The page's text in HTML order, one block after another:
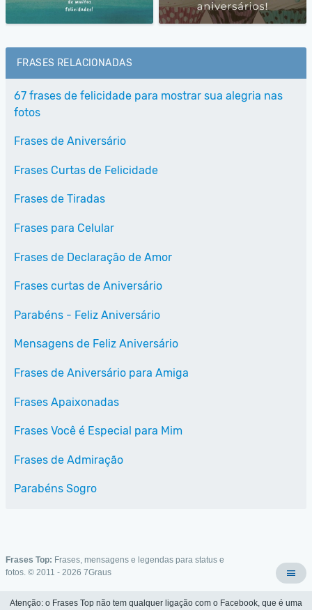
FRASES RELACIONADAS
67 frases de felicidade para mostrar sua alegria nas
fotos
Frases de Aniversário
Frases Curtas de Felicidade
Frases de Tiradas
Frases para Celular
Frases de Declaração de Amor
Frases curtas de Aniversário
Parabéns - Feliz Aniversário
Mensagens de Feliz Aniversário
Frases de Aniversário para Amiga
Frases Apaixonadas
Frases Você é Especial para Mim
Frases de Admiração
Parabéns Sogro
Frases Top: Frases, mensagens e legendas para status e
fotos. © 2011 - 2026 7Graus
Atenção: o Frases Top não tem qualquer ligação com o Facebook, que é uma